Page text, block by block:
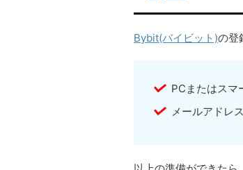
Bybit(バイビット)の登
PCまたはスマ
メールアドレ